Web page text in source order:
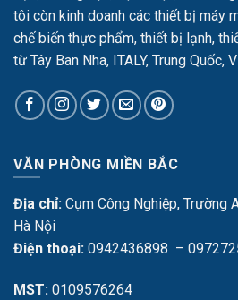
tôi còn kinh doanh các thiết bị máy
chế biến thực phẩm, thiết bị lạnh,
từ Tây Ban Nha, ITALY, Trung Quốc,
VĂN PHÒNG MIỀN BẮC
Địa chỉ: Cụm Công Nghiệp, Trường
Hà Nội
Điện thoại: 0942436898 –
MST: 0109576264